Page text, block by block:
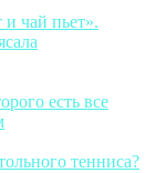
и чай пьет».
есть все
тенниса?